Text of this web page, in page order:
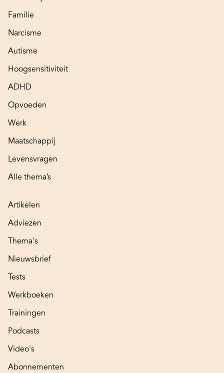
Familie
Narcisme
Autisme
Hoogsensitiviteit
ADHD
Opvoeden
Werk
Maatschappij
Levensvragen
Alle thema’s
Artikelen
Adviezen
Thema's
Nieuwsbrief
Tests
Werkboeken
Trainingen
Podcasts
Video's
Abonnementen